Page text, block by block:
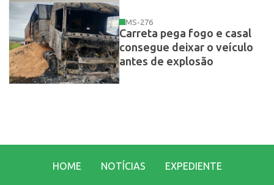
MS-276
Carreta pega fogo e casal
consegue deixar o veículo
antes de explosão
HOME NOTÍCIAS EXPEDIENTE